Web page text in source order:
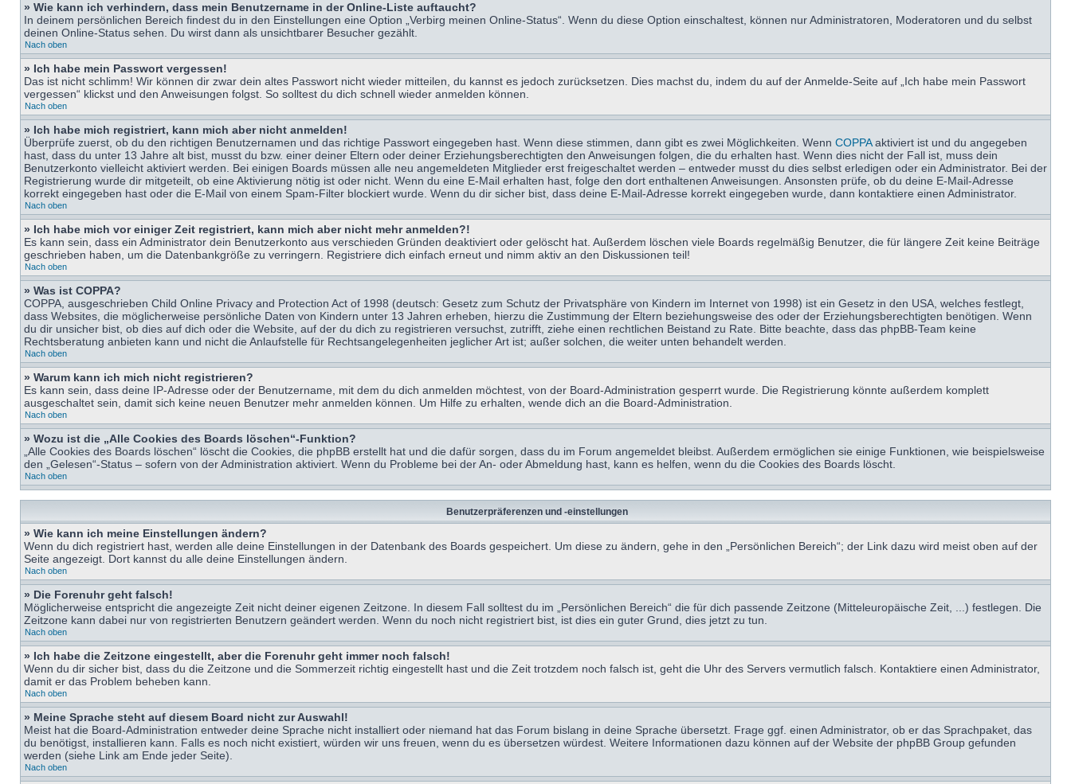
» Wie kann ich verhindern, dass mein Benutzername in der Online-Liste auftaucht?
In deinem persönlichen Bereich findest du in den Einstellungen eine Option „Verbirg meinen Online-Status“. Wenn du diese Option einschaltest, können nur Administratoren, Moderatoren und du selbst
deinen Online-Status sehen. Du wirst dann als unsichtbarer Besucher gezählt.
Nach oben
» Ich habe mein Passwort vergessen!
Das ist nicht schlimm! Wir können dir zwar dein altes Passwort nicht wieder mitteilen, du kannst es jedoch zurücksetzen. Dies machst du, indem du auf der Anmelde-Seite auf „Ich habe mein Passwort
vergessen“ klickst und den Anweisungen folgst. So solltest du dich schnell wieder anmelden können.
Nach oben
» Ich habe mich registriert, kann mich aber nicht anmelden!
Überprüfe zuerst, ob du den richtigen Benutzernamen und das richtige Passwort eingegeben hast. Wenn diese stimmen, dann gibt es zwei Möglichkeiten. Wenn COPPAaktiviert ist und du angegeben
hast, dass du unter 13 Jahre alt bist, musst du bzw. einer deiner Eltern oder deiner Erziehungsberechtigten den Anweisungen folgen, die du erhalten hast. Wenn dies nicht der Fall ist, muss dein
Benutzerkonto vielleicht aktiviert werden. Bei einigen Boards müssen alle neu angemeldeten Mitglieder erst freigeschaltet werden – entweder musst du dies selbst erledigen oder ein Administrator. Bei der
Registrierung wurde dir mitgeteilt, ob eine Aktivierung nötig ist oder nicht. Wenn du eine E-Mail erhalten hast, folge den dort enthaltenen Anweisungen. Ansonsten prüfe, ob du deine E-Mail-Adresse
korrekt eingegeben hast oder die E-Mail von einem Spam-Filter blockiert wurde. Wenn du dir sicher bist, dass deine E-Mail-Adresse korrekt eingegeben wurde, dann kontaktiere einen Administrator.
Nach oben
» Ich habe mich vor einiger Zeit registriert, kann mich aber nicht mehr anmelden?!
Es kann sein, dass ein Administrator dein Benutzerkonto aus verschieden Gründen deaktiviert oder gelöscht hat. Außerdem löschen viele Boards regelmäßig Benutzer, die für längere Zeit keine Beiträge
geschrieben haben, um die Datenbankgröße zu verringern. Registriere dich einfach erneut und nimm aktiv an den Diskussionen teil!
Nach oben
» Was ist COPPA?
COPPA, ausgeschrieben Child Online Privacy and Protection Act of 1998 (deutsch: Gesetz zum Schutz der Privatsphäre von Kindern im Internet von 1998) ist ein Gesetz in den USA, welches festlegt,
dass Websites, die möglicherweise persönliche Daten von Kindern unter 13 Jahren erheben, hierzu die Zustimmung der Eltern beziehungsweise des oder der Erziehungsberechtigten benötigen. Wenn
du dir unsicher bist, ob dies auf dich oder die Website, auf der du dich zu registrieren versuchst, zutrifft, ziehe einen rechtlichen Beistand zu Rate. Bitte beachte, dass das phpBB-Team keine
Rechtsberatung anbieten kann und nicht die Anlaufstelle für Rechtsangelegenheiten jeglicher Art ist; außer solchen, die weiter unten behandelt werden.
Nach oben
» Warum kann ich mich nicht registrieren?
Es kann sein, dass deine IP-Adresse oder der Benutzername, mit dem du dich anmelden möchtest, von der Board-Administration gesperrt wurde. Die Registrierung könnte außerdem komplett
ausgeschaltet sein, damit sich keine neuen Benutzer mehr anmelden können. Um Hilfe zu erhalten, wende dich an die Board-Administration.
Nach oben
» Wozu ist die „Alle Cookies des Boards löschen“-Funktion?
„Alle Cookies des Boards löschen“ löscht die Cookies, die phpBB erstellt hat und die dafür sorgen, dass du im Forum angemeldet bleibst. Außerdem ermöglichen sie einige Funktionen, wie beispielsweise
den „Gelesen“-Status – sofern von der Administration aktiviert. Wenn du Probleme bei der An- oder Abmeldung hast, kann es helfen, wenn du die Cookies des Boards löscht.
Nach oben
Benutzerpräferenzen und -einstellungen
» Wie kann ich meine Einstellungen ändern?
Wenn du dich registriert hast, werden alle deine Einstellungen in der Datenbank des Boards gespeichert. Um diese zu ändern, gehe in den „Persönlichen Bereich“; der Link dazu wird meist oben auf der
Seite angezeigt. Dort kannst du alle deine Einstellungen ändern.
Nach oben
» Die Forenuhr geht falsch!
Möglicherweise entspricht die angezeigte Zeit nicht deiner eigenen Zeitzone. In diesem Fall solltest du im „Persönlichen Bereich“ die für dich passende Zeitzone (Mitteleuropäische Zeit, ...) festlegen. Die
Zeitzone kann dabei nur von registrierten Benutzern geändert werden. Wenn du noch nicht registriert bist, ist dies ein guter Grund, dies jetzt zu tun.
Nach oben
» Ich habe die Zeitzone eingestellt, aber die Forenuhr geht immer noch falsch!
Wenn du dir sicher bist, dass du die Zeitzone und die Sommerzeit richtig eingestellt hast und die Zeit trotzdem noch falsch ist, geht die Uhr des Servers vermutlich falsch. Kontaktiere einen Administrator,
damit er das Problem beheben kann.
Nach oben
» Meine Sprache steht auf diesem Board nicht zur Auswahl!
Meist hat die Board-Administration entweder deine Sprache nicht installiert oder niemand hat das Forum bislang in deine Sprache übersetzt. Frage ggf. einen Administrator, ob er das Sprachpaket, das
du benötigst, installieren kann. Falls es noch nicht existiert, würden wir uns freuen, wenn du es übersetzen würdest. Weitere Informationen dazu können auf der Website der phpBB Group gefunden
werden (siehe Link am Ende jeder Seite).
Nach oben